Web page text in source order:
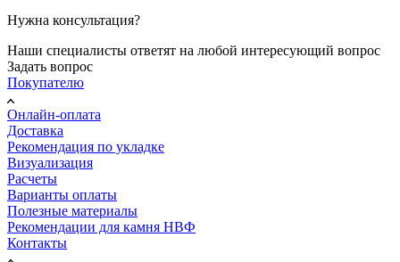
Нужна консультация?
Наши специалисты ответят на любой интересующий вопрос
Задать вопрос
Покупателю
Онлайн-оплата
Доставка
Рекомендация по укладке
Визуализация
Расчеты
Варианты оплаты
Полезные материалы
Рекомендации для камня НВФ
Контакты